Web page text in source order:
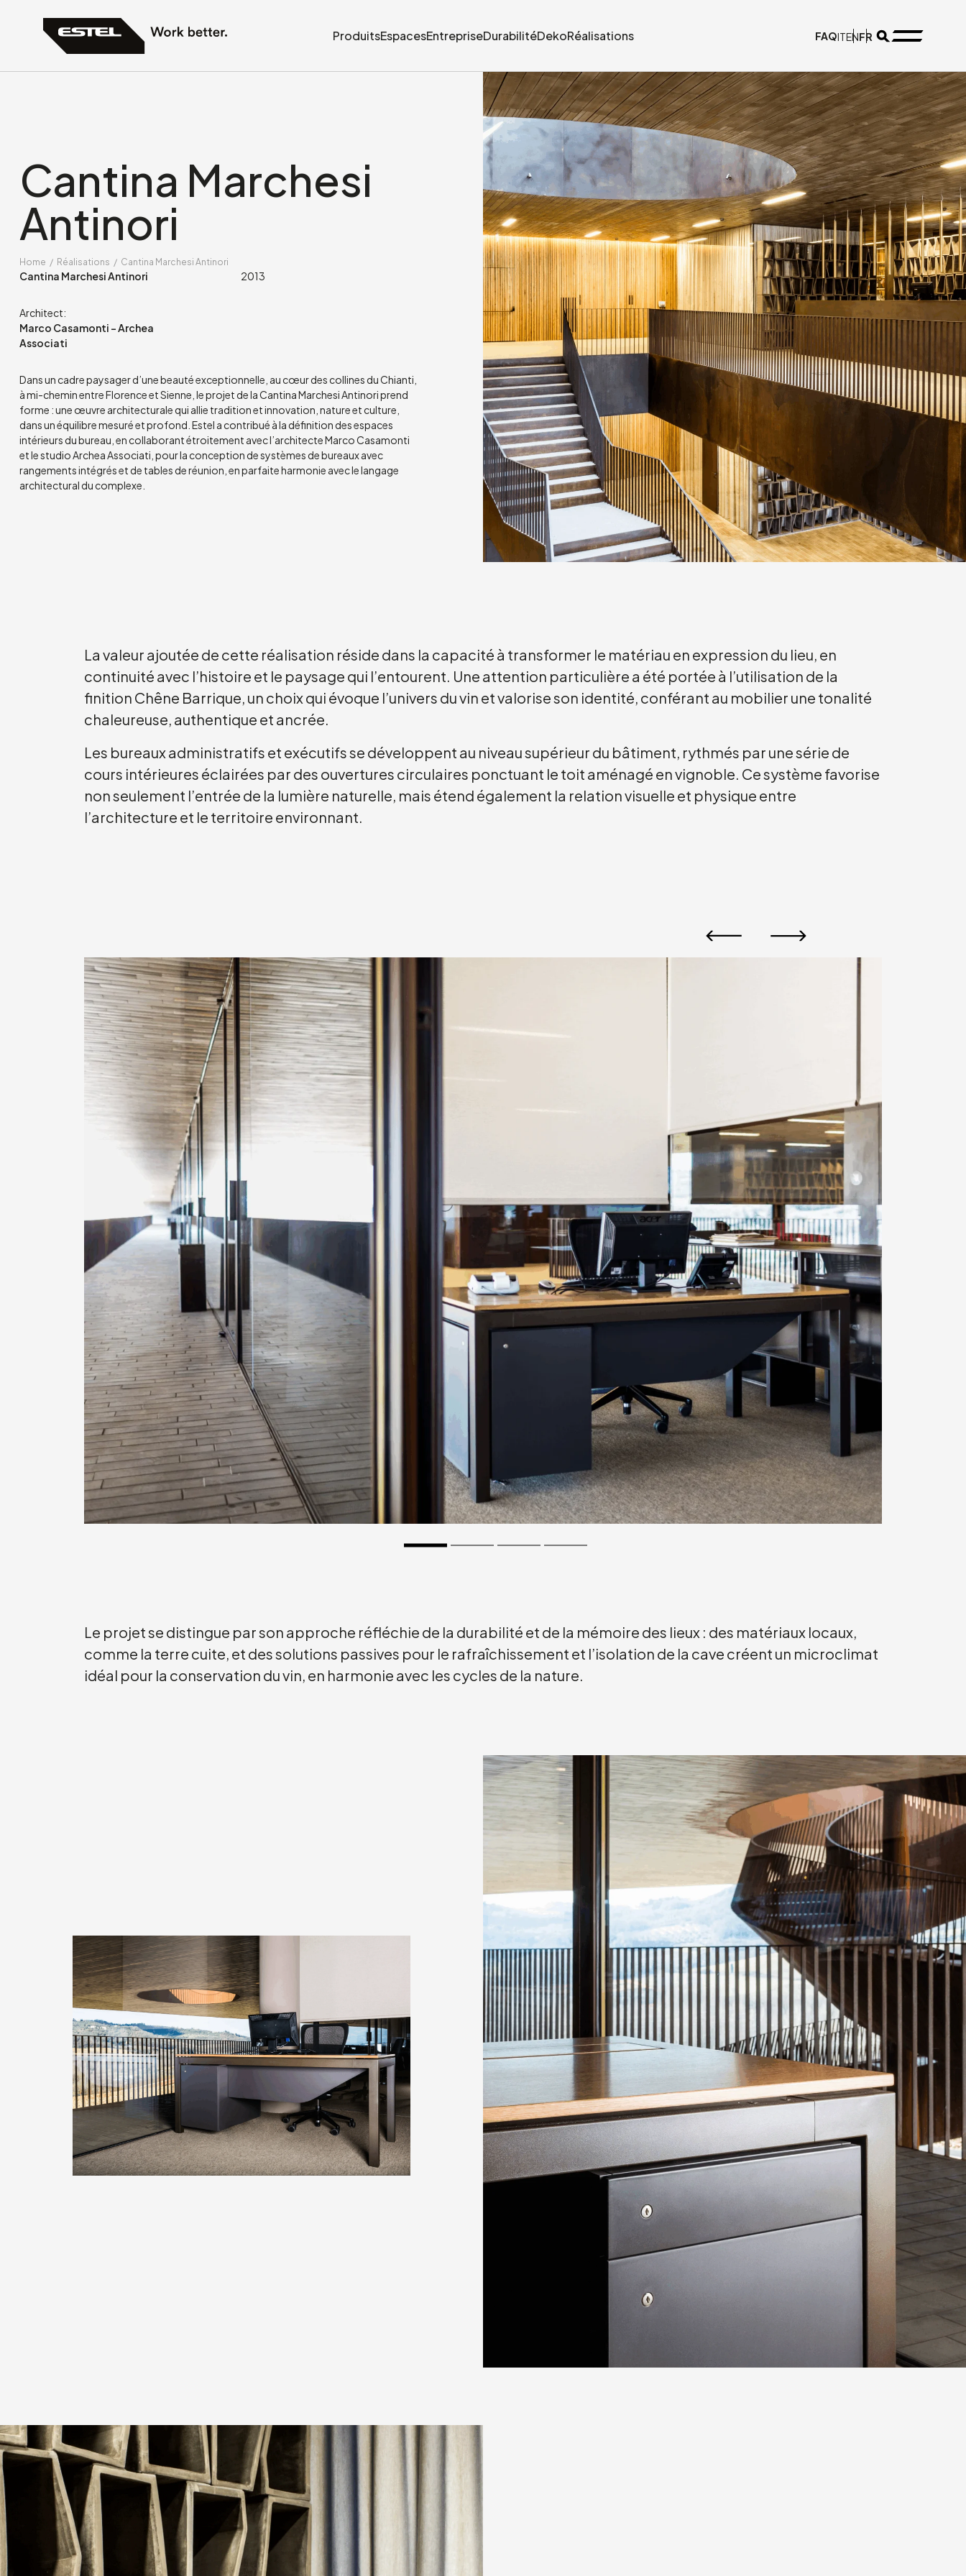
ProduitsEspacesEntrepriseDurabilitéDekoRéalisations FAQITENFR
Cantina Marchesi
Antinori
Home / Réalisations / Cantina Marchesi Antinori
Cantina Marchesi Antinori 2013
Architect:
Marco Casamonti – Archea
Associati
Dans un cadre paysager d’une beauté exceptionnelle, au cœur des collines du Chianti,
à mi-chemin entre Florence et Sienne, le projet de la Cantina Marchesi Antinori prend
forme : une œuvre architecturale qui allie tradition et innovation, nature et culture,
dans un équilibre mesuré et profond. Estel a contribué à la définition des espaces
intérieurs du bureau, en collaborant étroitement avec l’architecte Marco Casamonti
et le studio Archea Associati, pour la conception de systèmes de bureaux avec
rangements intégrés et de tables de réunion, en parfaite harmonie avec le langage
architectural du complexe.
La valeur ajoutée de cette réalisation réside dans la capacité à transformer le matériau en expression du lieu, en
continuité avec l’histoire et le paysage qui l’entourent. Une attention particulière a été portée à l’utilisation de la
finition Chêne Barrique, un choix qui évoque l’univers du vin et valorise son identité, conférant au mobilier une tonalité
chaleureuse, authentique et ancrée.
Les bureaux administratifs et exécutifs se développent au niveau supérieur du bâtiment, rythmés par une série de
cours intérieures éclairées par des ouvertures circulaires ponctuant le toit aménagé en vignoble. Ce système favorise
non seulement l’entrée de la lumière naturelle, mais étend également la relation visuelle et physique entre
l’architecture et le territoire environnant.
Le projet se distingue par son approche réfléchie de la durabilité et de la mémoire des lieux : des matériaux locaux,
comme la terre cuite, et des solutions passives pour le rafraîchissement et l’isolation de la cave créent un microclimat
idéal pour la conservation du vin, en harmonie avec les cycles de la nature.